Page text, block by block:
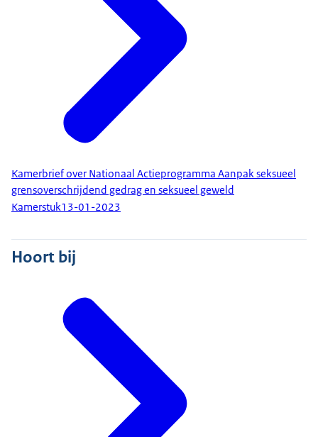
Kamerbrief over Nationaal Actieprogramma Aanpak seksueel
grensoverschrijdend gedrag en seksueel geweld
Kamerstuk13-01-2023
Hoort bij